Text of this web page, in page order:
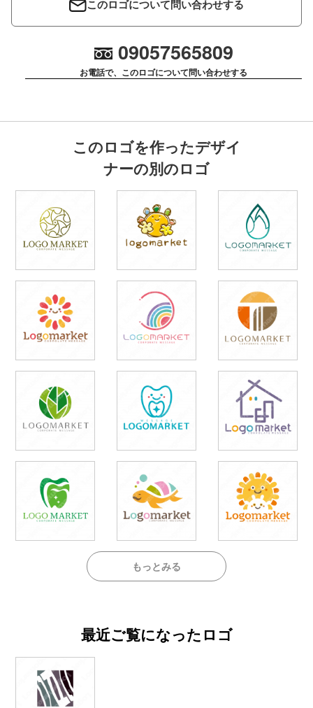
このロゴについて問い合わせする
09057565809
お電話で、このロゴについて問い合わせする
このロゴを作ったデザイ
ナーの別のロゴ
もっとみる
最近ご覧になったロゴ